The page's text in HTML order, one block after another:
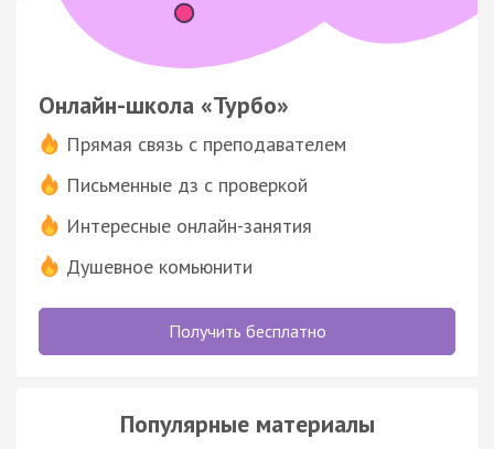
Онлайн-школа «Турбо»
Прямая связь с преподавателем
Письменные дз с проверкой
Интересные онлайн-занятия
Душевное комьюнити
Получить бесплатно
Популярные материалы